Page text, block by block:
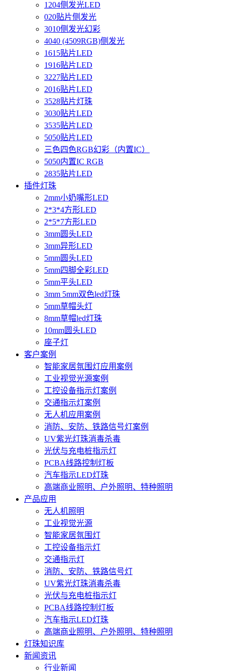
1204侧发光LED
020贴片侧发光
3010侧发光幻彩
4040 (4509RGB)侧发光
1615贴片LED
1916贴片LED
3227贴片LED
2016贴片LED
3528贴片灯珠
3030贴片LED
3535贴片LED
5050贴片LED
三色四色RGB幻彩（内置IC）
5050内置IC RGB
2835贴片LED
插件灯珠
2mm小奶嘴形LED
2*3*4方形LED
2*5*7方形LED
3mm圆头LED
3mm异形LED
5mm圆头LED
5mm四脚全彩LED
5mm平头LED
3mm 5mm双色led灯珠
5mm草帽头灯
8mm草帽led灯珠
10mm圆头LED
座子灯
客户案例
智能家居氛围灯应用案例
工业视觉光源案例
工控设备指示灯案例
交通指示灯案例
无人机应用案例
消防、安防、铁路信号灯案例
UV紫光灯珠消毒杀毒
光伏与充电桩指示灯
PCBA线路控制灯板
汽车指示LED灯珠
高端商业照明、户外照明、特种照明
产品应用
无人机照明
工业视觉光源
智能家居氛围灯
工控设备指示灯
交通指示灯
消防、安防、铁路信号灯
UV紫光灯珠消毒杀毒
光伏与充电桩指示灯
PCBA线路控制灯板
汽车指示LED灯珠
高端商业照明、户外照明、特种照明
灯珠知识库
新闻资讯
行业新闻